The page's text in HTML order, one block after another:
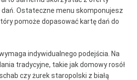
Ostateczne menu skomponujesz
pomoże dopasować kartę dań do
indywidualnego podejścia. Na
tradycyjne, takie jak domowy rosół
czy żurek staropolski z białą